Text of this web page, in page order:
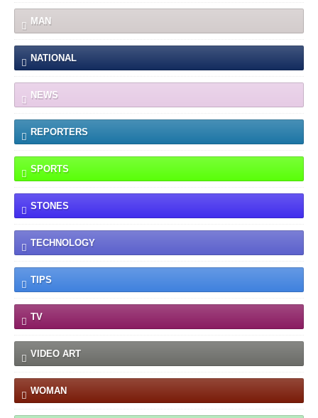
MAN
NATIONAL
NEWS
REPORTERS
SPORTS
STONES
TECHNOLOGY
TIPS
TV
VIDEO ART
WOMAN